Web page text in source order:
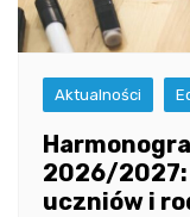
Aktualności
2026/2027:
uczniów i